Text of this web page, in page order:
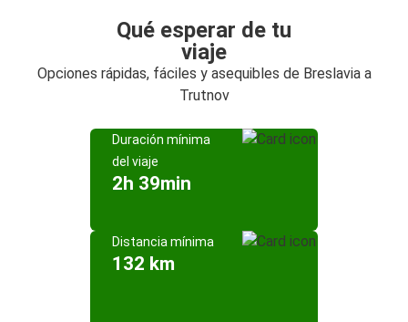
Qué esperar de tu
viaje
Opciones rápidas, fáciles y asequibles de Breslavia a
Trutnov
Duración mínima
del viaje
2h 39min
Distancia mínima
132 km